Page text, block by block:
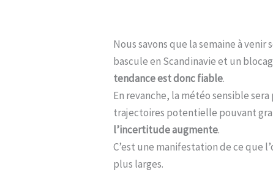
Nous savons que la semaine à
bascule en Scandinavie et un
tendance est donc fiable.
En revanche, la météo sensible
trajectoires potentielle pouvant
l’incertitude augmente.
C’est une manifestation de ce que
plus larges.